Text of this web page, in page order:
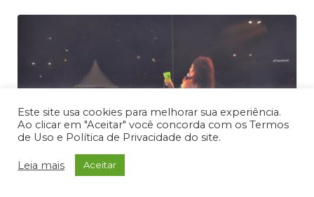
Este site usa cookies para melhorar sua experiência.
Ao clicar em "Aceitar" você concorda com os Termos
de Uso e Política de Privacidade do site.
Leia mais Aceitar